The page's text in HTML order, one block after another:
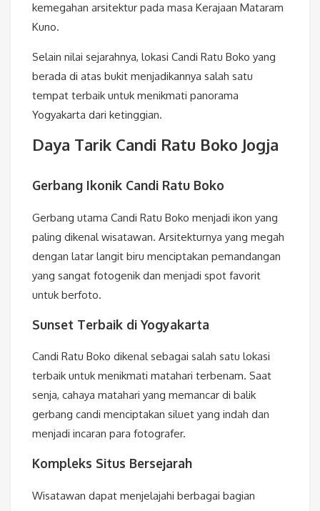
kemegahan arsitektur pada masa Kerajaan Mataram
Kuno.
Selain nilai sejarahnya, lokasi Candi Ratu Boko yang
berada di atas bukit menjadikannya salah satu
tempat terbaik untuk menikmati panorama
Yogyakarta dari ketinggian.
Daya Tarik Candi Ratu Boko Jogja
Gerbang Ikonik Candi Ratu Boko
Gerbang utama Candi Ratu Boko menjadi ikon yang
paling dikenal wisatawan. Arsitekturnya yang megah
dengan latar langit biru menciptakan pemandangan
yang sangat fotogenik dan menjadi spot favorit
untuk berfoto.
Sunset Terbaik di Yogyakarta
Candi Ratu Boko dikenal sebagai salah satu lokasi
terbaik untuk menikmati matahari terbenam. Saat
senja, cahaya matahari yang memancar di balik
gerbang candi menciptakan siluet yang indah dan
menjadi incaran para fotografer.
Kompleks Situs Bersejarah
Wisatawan dapat menjelajahi berbagai bagian